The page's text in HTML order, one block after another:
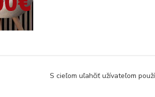
S cieľom uľahčiť užívateľom